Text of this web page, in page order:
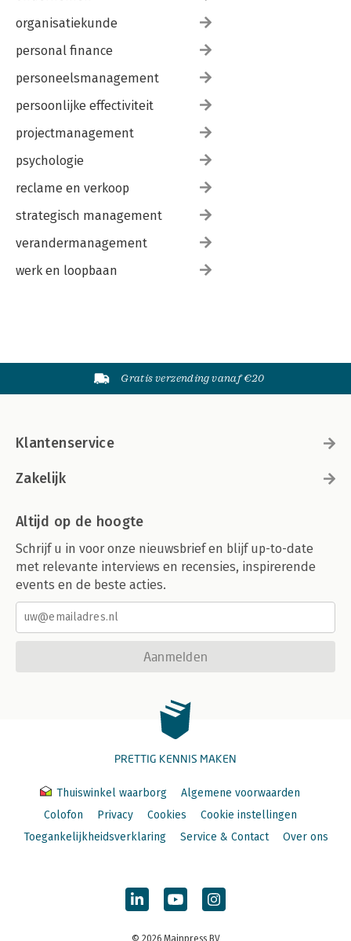
organisatiekunde
personal finance
personeelsmanagement
persoonlijke effectiviteit
projectmanagement
psychologie
reclame en verkoop
strategisch management
verandermanagement
werk en loopbaan
Gratis verzending vanaf €20
Klantenservice
Zakelijk
Altijd op de hoogte
Schrijf u in voor onze nieuwsbrief en blijf up-to-date
met relevante interviews en recensies, inspirerende
events en de beste acties.
Aanmelden
PRETTIG KENNIS MAKEN
Thuiswinkel waarborg
Algemene voorwaarden
Colofon
Privacy Cookies
Cookie instellingen
Toegankelijkheidsverklaring
Service & Contact Over ons
© 2026 Mainpress BV